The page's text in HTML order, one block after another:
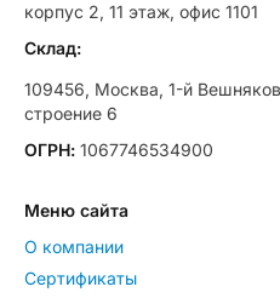
корпус 2, 11 этаж, офис 1101
Склад:
109456, Москва, 1-й
строение 6
ОГРН: 1067746534900
Меню сайта
О компании
Сертификаты